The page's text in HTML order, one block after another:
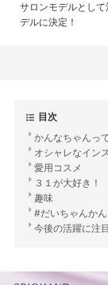
サロンモデルとし
デルに決定！
目次
かんなちゃんっ
オシャレなイン
愛用コスメ
３１が大好き！
趣味
#だいちゃんか
今後の活躍に注